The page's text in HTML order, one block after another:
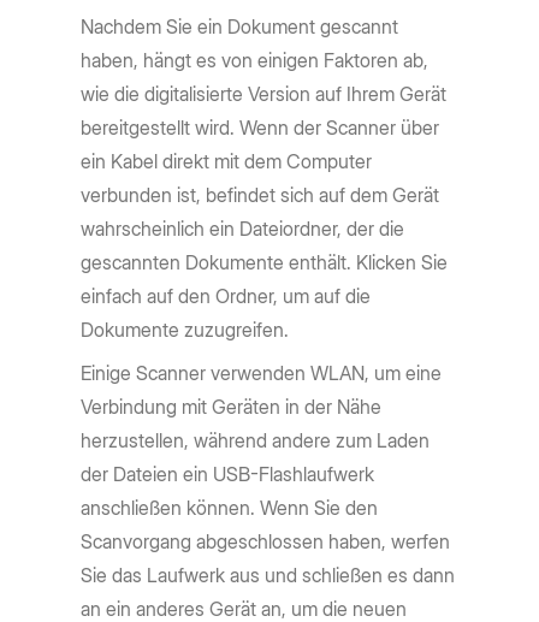
Nachdem Sie ein Dokument gescannt
haben, hängt es von einigen Faktoren ab,
wie die digitalisierte Version auf Ihrem Gerät
bereitgestellt wird. Wenn der Scanner über
ein Kabel direkt mit dem Computer
verbunden ist, befindet sich auf dem Gerät
wahrscheinlich ein Dateiordner, der die
gescannten Dokumente enthält. Klicken Sie
einfach auf den Ordner, um auf die
Dokumente zuzugreifen.
Einige Scanner verwenden WLAN, um eine
Verbindung mit Geräten in der Nähe
herzustellen, während andere zum Laden
der Dateien ein USB-Flashlaufwerk
anschließen können. Wenn Sie den
Scanvorgang abgeschlossen haben, werfen
Sie das Laufwerk aus und schließen es dann
an ein anderes Gerät an, um die neuen